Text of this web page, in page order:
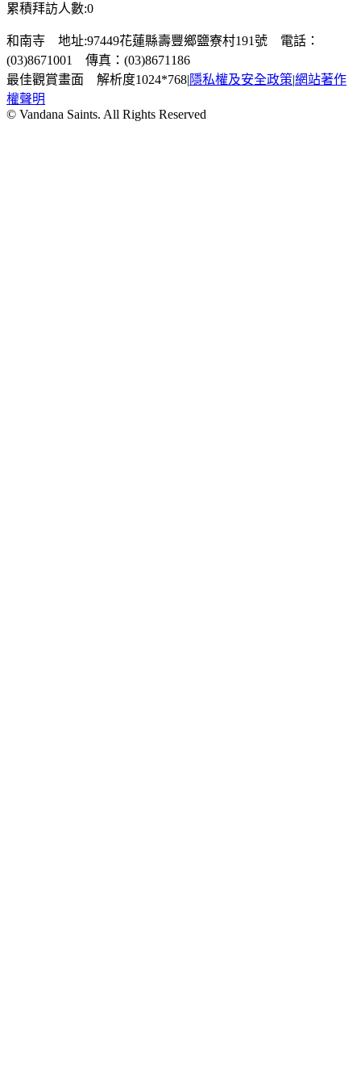
累積拜訪人數:0
和南寺 地址:97449花蓮縣壽豐鄉鹽寮村191號 電話：
(03)8671001 傳真：(03)8671186
最佳觀賞畫面 解析度1024*768|隱私權及安全政策|網站著作
權聲明
© Vandana Saints. All Rights Reserved